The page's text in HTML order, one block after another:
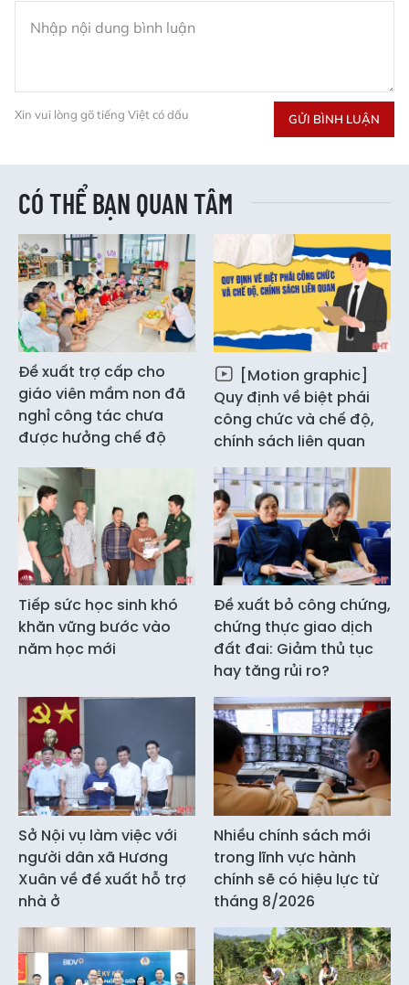
Xin vui lòng gõ tiếng Việt có dấu GỬI BÌNH LUẬN
CÓ THỂ BẠN QUAN TÂM
Đề xuất trợ cấp cho
giáo viên mầm non đã
nghỉ công tác chưa
được hưởng chế độ
[Motion graphic]
Quy định về biệt phái
công chức và chế độ,
chính sách liên quan
Tiếp sức học sinh khó
khăn vững bước vào
năm học mới
Đề xuất bỏ công chứng,
chứng thực giao dịch
đất đai: Giảm thủ tục
hay tăng rủi ro?
Sở Nội vụ làm việc với
người dân xã Hương
Xuân về đề xuất hỗ trợ
nhà ở
Nhiều chính sách mới
trong lĩnh vực hành
chính sẽ có hiệu lực từ
tháng 8/2026